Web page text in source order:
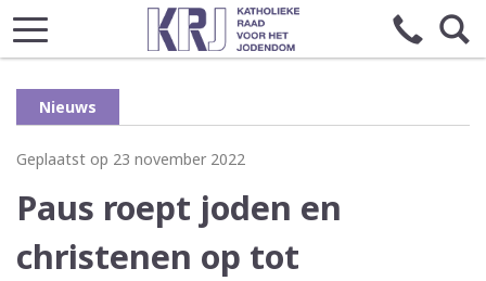
Nieuws
Geplaatst op 23 november 2022
Paus roept joden en
christenen op tot